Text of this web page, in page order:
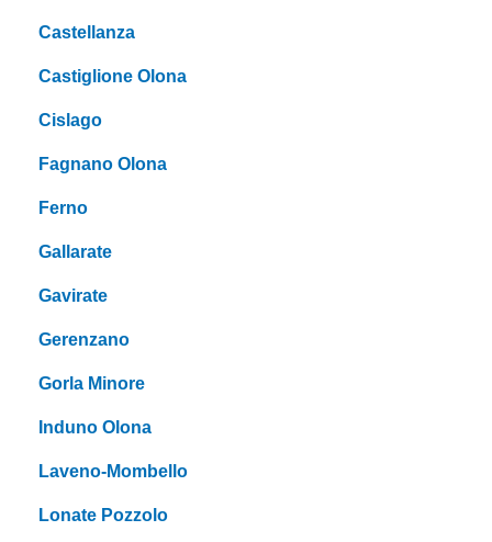
Castellanza
Castiglione Olona
Cislago
Fagnano Olona
Ferno
Gallarate
Gavirate
Gerenzano
Gorla Minore
Induno Olona
Laveno-Mombello
Lonate Pozzolo